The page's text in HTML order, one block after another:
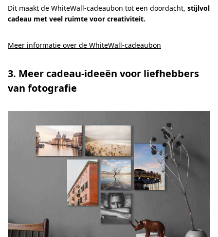
Dit maakt de WhiteWall-cadeaubon tot een doordacht, stijlvol
cadeau met veel ruimte voor creativiteit.
Meer informatie over de WhiteWall-cadeaubon
3. Meer cadeau-ideeën voor liefhebbers
van fotografie